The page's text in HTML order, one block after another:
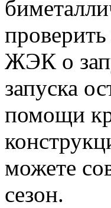
ЖЭК о
запуска
помощи
можете
сезон.